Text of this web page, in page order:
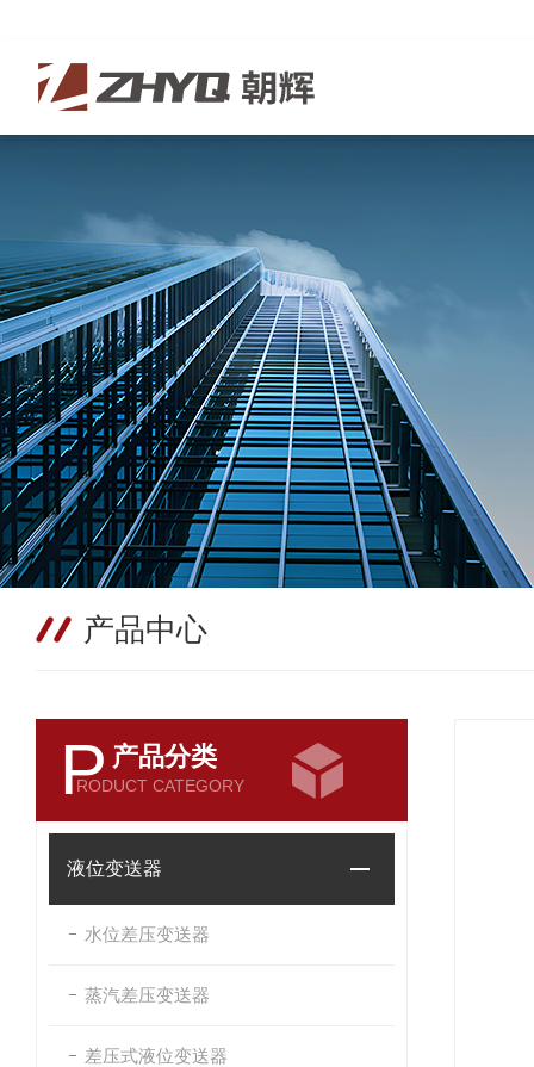
产品中心
P 产品分类
RODUCT CATEGORY
液位变送器
水位差压变送器
蒸汽差压变送器
差压式液位变送器